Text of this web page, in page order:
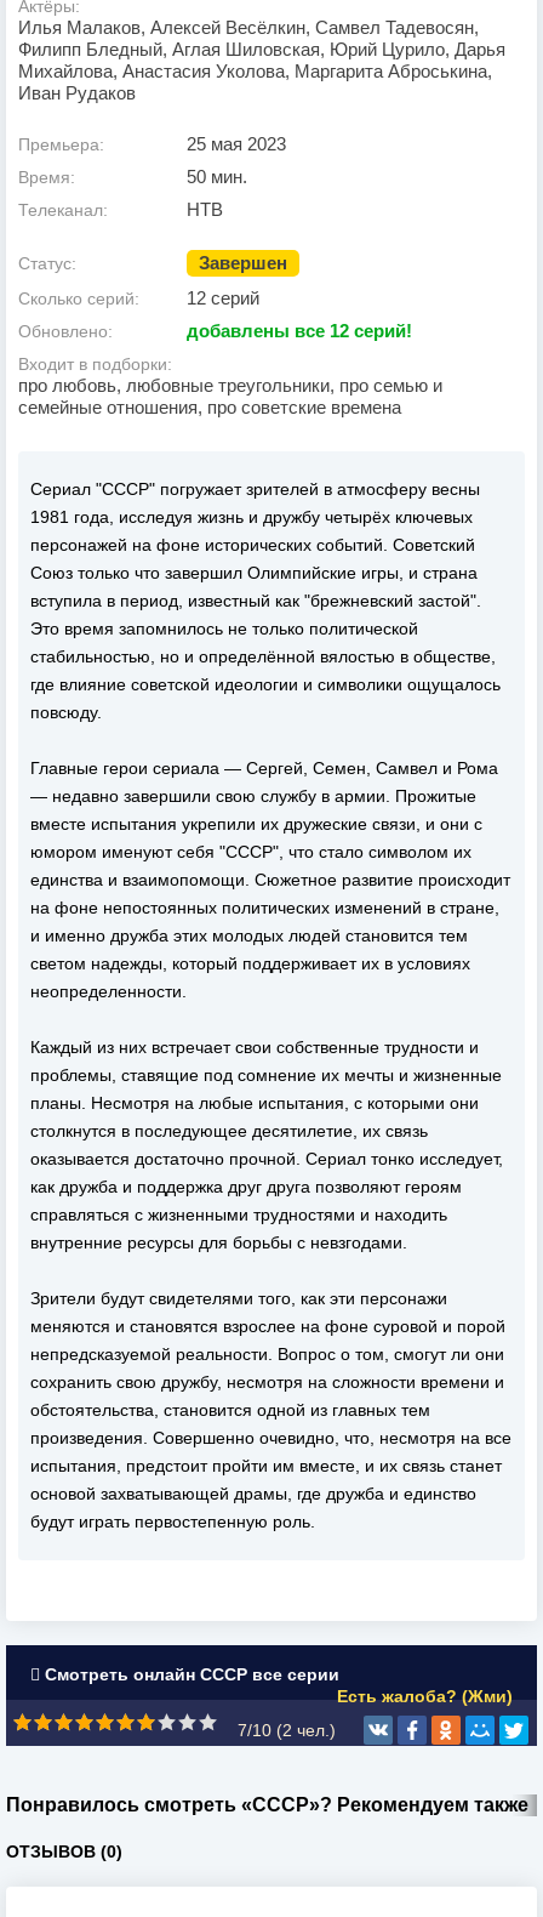
Актёры:
Илья Малаков, Алексей Весёлкин, Самвел Тадевосян,
Филипп Бледный, Аглая Шиловская, Юрий Цурило, Дарья
Михайлова, Анастасия Уколова, Маргарита Аброськина,
Иван Рудаков
Премьера: 25 мая 2023
Время: 50 мин.
Телеканал: НТВ
Статус: Завершен
Сколько серий: 12 серий
Обновлено: добавлены все 12 серий!
Входит в подборки:
про любовь, любовные треугольники, про семью и
семейные отношения, про советские времена
Сериал "СССР" погружает зрителей в атмосферу весны
1981 года, исследуя жизнь и дружбу четырёх ключевых
персонажей на фоне исторических событий. Советский
Союз только что завершил Олимпийские игры, и страна
вступила в период, известный как "брежневский застой".
Это время запомнилось не только политической
стабильностью, но и определённой вялостью в обществе,
где влияние советской идеологии и символики ощущалось
повсюду.
Главные герои сериала — Сергей, Семен, Самвел и Рома
— недавно завершили свою службу в армии. Прожитые
вместе испытания укрепили их дружеские связи, и они с
юмором именуют себя "СССР", что стало символом их
единства и взаимопомощи. Сюжетное развитие происходит
на фоне непостоянных политических изменений в стране,
и именно дружба этих молодых людей становится тем
светом надежды, который поддерживает их в условиях
неопределенности.
Каждый из них встречает свои собственные трудности и
проблемы, ставящие под сомнение их мечты и жизненные
планы. Несмотря на любые испытания, с которыми они
столкнутся в последующее десятилетие, их связь
оказывается достаточно прочной. Сериал тонко исследует,
как дружба и поддержка друг друга позволяют героям
справляться с жизненными трудностями и находить
внутренние ресурсы для борьбы с невзгодами.
Зрители будут свидетелями того, как эти персонажи
меняются и становятся взрослее на фоне суровой и порой
непредсказуемой реальности. Вопрос о том, смогут ли они
сохранить свою дружбу, несмотря на сложности времени и
обстоятельства, становится одной из главных тем
произведения. Совершенно очевидно, что, несмотря на все
испытания, предстоит пройти им вместе, и их связь станет
основой захватывающей драмы, где дружба и единство
будут играть первостепенную роль.
Смотреть онлайн СССР все серии
Есть жалоба? (Жми)
7/10 (2 чел.)
Понравилось смотреть «СССР»? Рекомендуем также
ОТЗЫВОВ (0)